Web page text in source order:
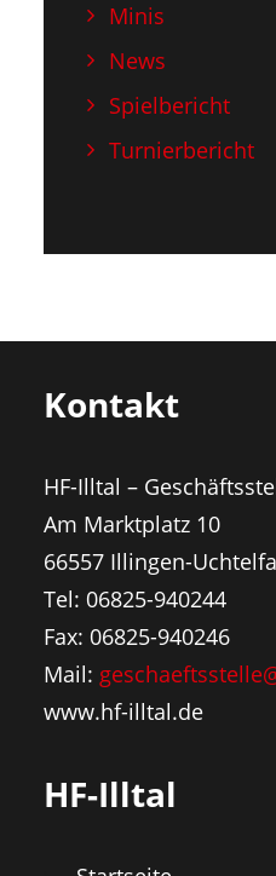
Minis
News
Spielbericht
Turnierbericht
Kontakt
HF-Illtal –
Am Marktplatz 10
66557 Illingen-
Tel: 06825-940244
Fax: 06825-940246
Mail:
www.hf-illtal.de
HF-Illtal